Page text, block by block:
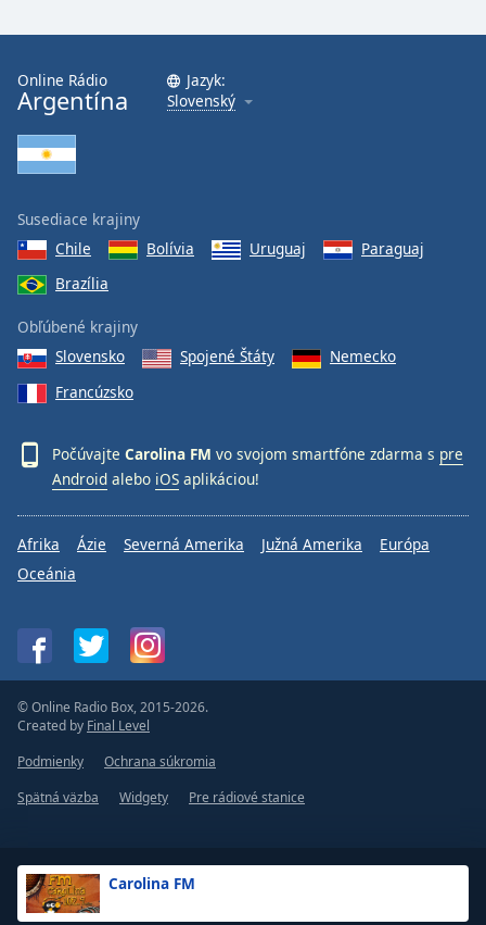
Carolina FM
Online Rádio
Argentína
Jazyk:
Slovenský
Susediace krajiny
Chile
Bolívia Uruguaj
Paraguaj
Brazília
Obľúbené krajiny
Slovensko
Spojené Štáty
Nemecko
Francúzsko
Počúvajte Carolina FM vo svojom smartfóne zdarma s pre
Android alebo iOS aplikáciou!
Afrika Ázie Severná Amerika Južná Amerika
Európa
Oceánia
© Online Radio Box, 2015-2026.
Created by Final Level
Podmienky
Ochrana súkromia
Spätná väzba
Widgety Pre rádiové stanice